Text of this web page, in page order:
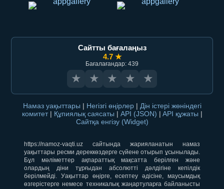
Сайтты бағалаңыз
4.7 ★
Бағалағандар: 439
★ ★ ★ ★ ★
Намаз уақыттары | Негізгі өңірлер | Дін істері жөніндегі
комитет | Құпиялық саясаты | API (JSON) | API құжаты |
Сайтқа енгізу (Widget)
https://namoz-vaqti.uz сайтында жарияланатын намаз
уақыттары ресми дереккөздерге сүйене отырып ұсынылады.
Бұл мәліметтер ақпараттық мақсатта берілген және
олардың діни тұрғыдан абсолютті дәлдігіне кепілдік
берілмейді. Уақыттар өңірге, есептеу әдісіне, маусымдық
өзгерістерге немесе техникалық жаңартуларға байланысты